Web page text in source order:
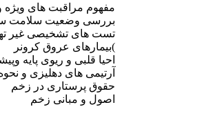
مفهوم مراقبت های
بررسی وضعیت سلامت
تست های تشخیصی غیر
)بیمارهای عروق کرونر
احیا قلبی و ریوی پایه
آرتیمی های دهلیزی و
حقوق پرستاری در زخم
اصول و مبانی زخم